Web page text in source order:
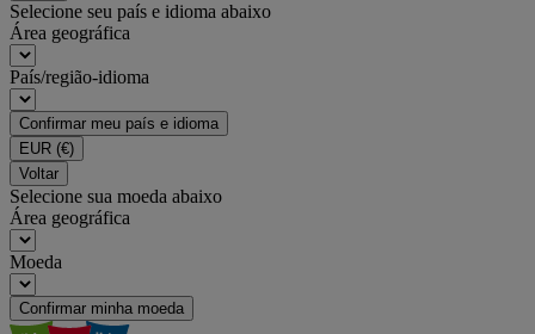
Selecione seu país e idioma abaixo
Área geográfica
País/região-idioma
Confirmar meu país e idioma
EUR (€)
Voltar
Selecione sua moeda abaixo
Área geográfica
Moeda
Confirmar minha moeda